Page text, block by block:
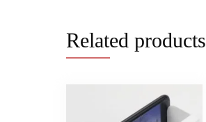
Related products